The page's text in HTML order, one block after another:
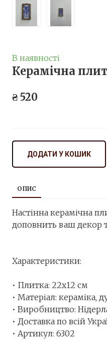
В наявності
Керамічна
₴ 520
ДОДАТИ У КОШИК
ОПИС
Настінна керамічна
доповнить ваш декор
Характеристики:
• Плитка: 22х12 см
• Матеріал: кераміка,
• Виробництво:
• Доставка по всій
• Артикул: 6302